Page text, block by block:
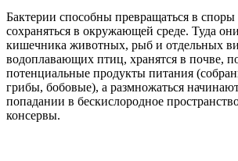
Бактерии способны превращаться в споры
сохраняться в окружающей среде. Туда
кишечника животных, рыб и отдельных
водоплавающих птиц, хранятся в почве,
потенциальные продукты питания
грибы, бобовые), а размножаться
попадании в бескислородное
консервы.